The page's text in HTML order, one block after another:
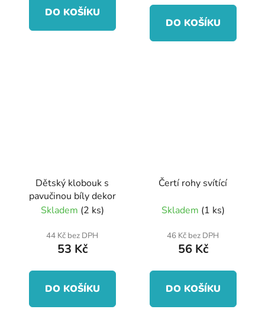
DO KOŠÍKU
DO KOŠÍKU
Dětský klobouk s
pavučinou bíly dekor
Skladem (2 ks)
44 Kč bez DPH
53 Kč
DO KOŠÍKU
Čertí rohy svítící
Skladem (1 ks)
46 Kč bez DPH
56 Kč
DO KOŠÍKU